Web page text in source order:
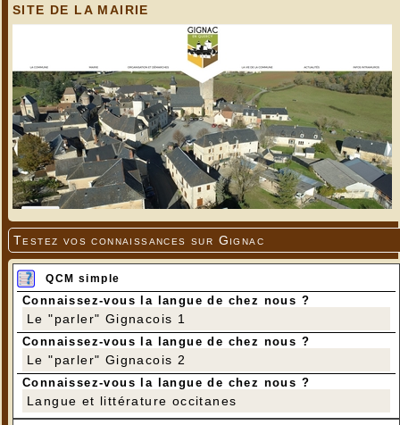
SITE DE LA MAIRIE
Testez vos connaissances sur Gignac
QCM simple
Connaissez-vous la langue de chez nous ?
Le "parler" Gignacois 1
Connaissez-vous la langue de chez nous ?
Le "parler" Gignacois 2
Connaissez-vous la langue de chez nous ?
Langue et littérature occitanes